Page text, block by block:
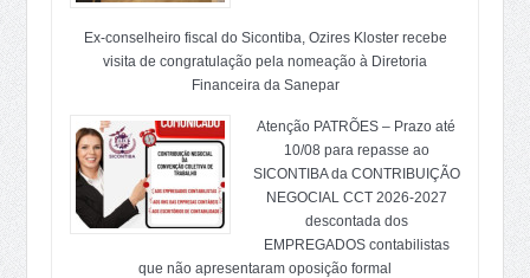
Ex-conselheiro fiscal do Sicontiba, Ozires Kloster recebe
visita de congratulação pela nomeação à Diretoria
Financeira da Sanepar
Atenção PATRÕES – Prazo até
10/08 para repasse ao
SICONTIBA da CONTRIBUIÇÃO
NEGOCIAL CCT 2026-2027
descontada dos
EMPREGADOS contabilistas
que não apresentaram oposição formal